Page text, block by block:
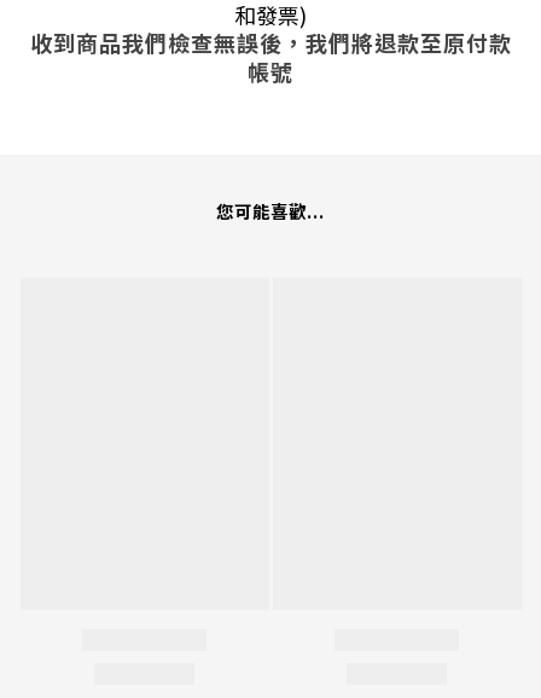
和發票)
收到商品我們檢查無誤後，我們將退款至原付款
帳號
您可能喜歡...